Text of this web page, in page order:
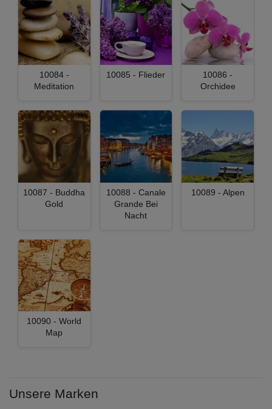
10084 -
Meditation
10085 - Flieder
10086 -
Orchidee
10087 - Buddha
Gold
10088 - Canale
Grande Bei
Nacht
10089 - Alpen
10090 - World
Map
Unsere Marken